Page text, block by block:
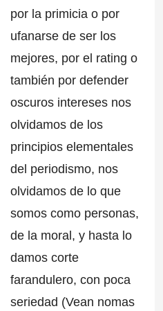
por la primicia o por
ufanarse de ser los
mejores, por el rating o
también por defender
oscuros intereses nos
olvidamos de los
principios elementales
del periodismo, nos
olvidamos de lo que
somos como personas,
de la moral, y hasta lo
damos corte
farandulero, con poca
seriedad (Vean nomas